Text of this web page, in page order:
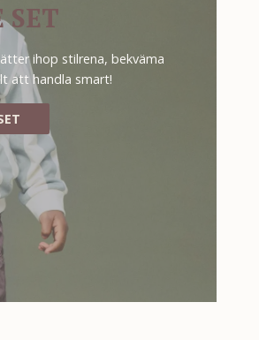
SET
ihop stilrena, bekväma
att handla smart!